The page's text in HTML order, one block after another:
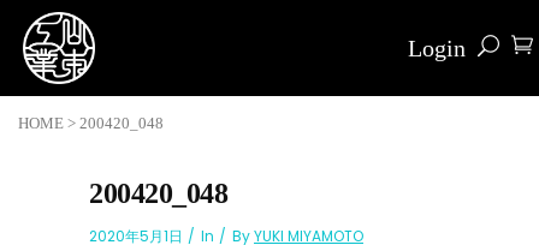
Login
HOME > 200420_048
200420_048
2020年5月1日 In ByYUKI MIYAMOTO